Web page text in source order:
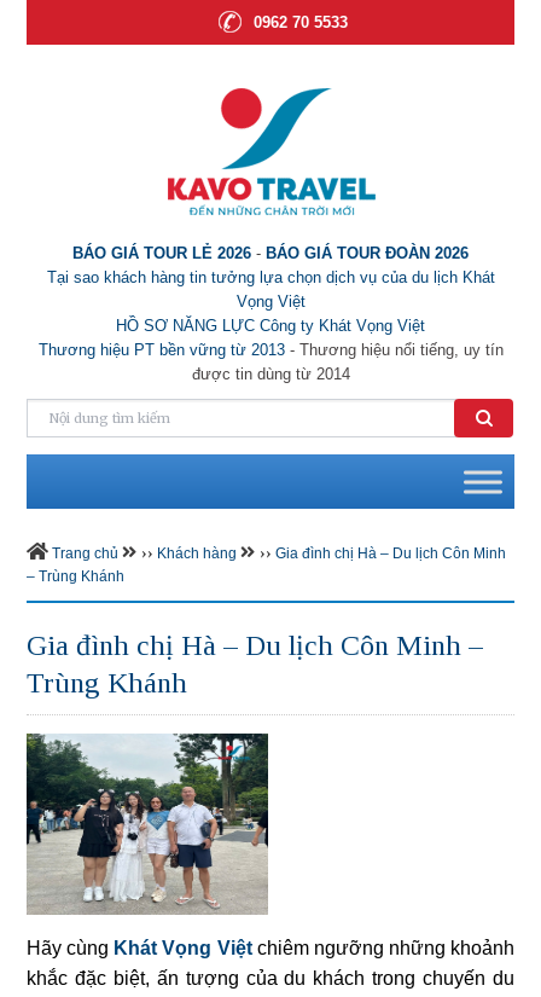
0962 70 5533
BÁO GIÁ TOUR LẺ 2026 - BÁO GIÁ TOUR ĐOÀN 2026
Tại sao khách hàng tin tưởng lựa chọn dịch vụ của du lịch Khát
Vọng Việt
HỒ SƠ NĂNG LỰC Công ty Khát Vọng Việt
Thương hiệu PT bền vững từ 2013- Thương hiệu nổi tiếng, uy tín
được tin dùng từ 2014
Trang chủ ›› Khách hàng ›› Gia đình chị Hà – Du lịch Côn Minh
– Trùng Khánh
Gia đình chị Hà – Du lịch Côn Minh –
Trùng Khánh
Hãy cùng Khát Vọng Việtchiêm ngưỡng những khoảnh
khắc đặc biệt, ấn tượng của du khách trong chuyến du